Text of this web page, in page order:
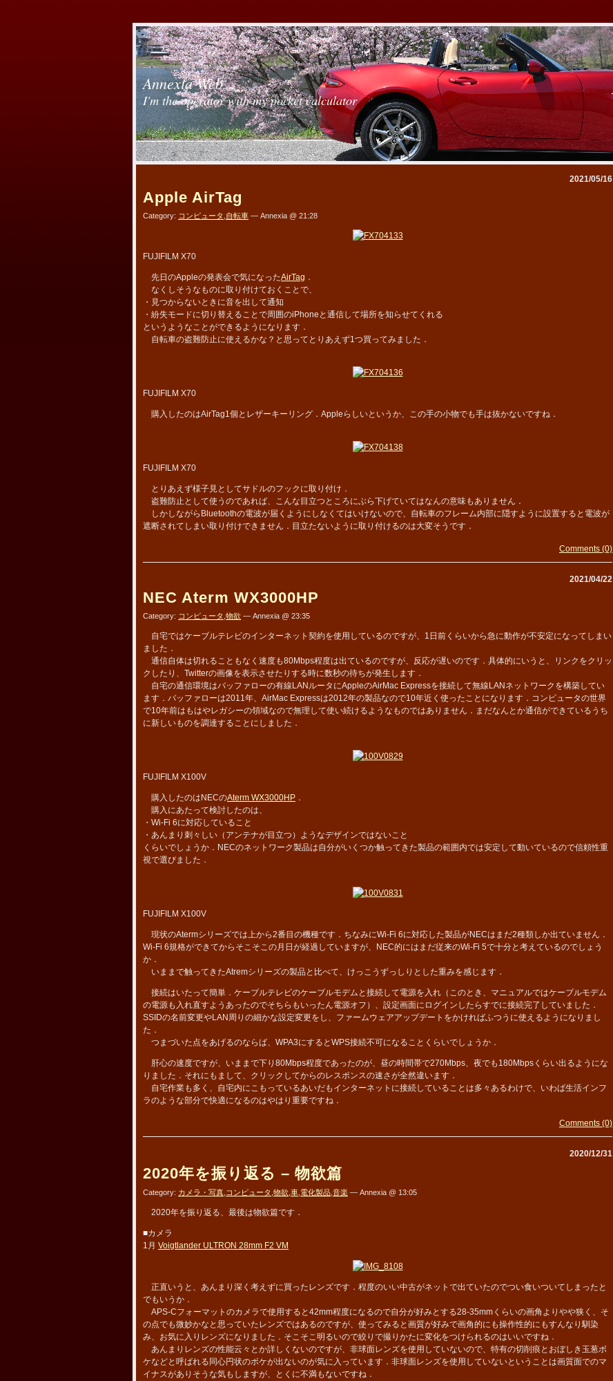
Annexia Web
I'm the operator with my pocket calculator
2021/05/16
Apple AirTag
Category: コンピュータ 自転車 — Annexia @ 21:28
FUJIFILM X70
先日のAppleの発表会で気になったAirTag ．
なくしそうなものに取り付けておくことで、
・見つからないときに音を出して通知
・紛失モードに切り替えることで周囲のiPhoneと通信して場所を知らせてくれる
というようなことができるようになります．
自転車の盗難防止に使えるかな？と思ってとりあえず1つ買ってみました．
FUJIFILM X70
購入したのはAirTag1個とレザーキーリング．Appleらしいというか、この手の小物でも手は抜かないですね．
FUJIFILM X70
とりあえず様子見としてサドルのフックに取り付け．
盗難防止として使うのであれば、こんな目立つところにぶら下げていてはなんの意味もありません．
しかしながらBluetoothの電波が届くようにしなくてはいけないので、自転車のフレーム内部に隠すように設置すると電波が
遮断されてしまい取り付けできません．目立たないように取り付けるのは大変そうです．
Comments (0)
2021/04/22
NEC Aterm WX3000HP
Category: コンピュータ 物欲 — Annexia @ 23:35
自宅ではケーブルテレビのインターネット契約を使用しているのですが、1日前くらいから急に動作が不安定になってしまい
ました．
通信自体は切れることもなく速度も80Mbps程度は出ているのですが、反応が遅いのです．具体的にいうと、リンクをクリッ
クしたり、Twitterの画像を表示させたりする時に数秒の待ちが発生します．
自宅の通信環境はバッファローの有線LANルータにAppleのAirMac Expressを接続して無線LANネットワークを構築してい
ます．バッファローは2011年、AirMac Expressは2012年の製品なので10年近く使ったことになります．コンピュータの世界
で10年前はもはやレガシーの領域なので無理して使い続けるようなものではありません．まだなんとか通信ができているうち
に新しいものを調達することにしました．
FUJIFILM X100V
購入したのはNECのAterm WX3000HP ．
購入にあたって検討したのは、
・Wi-Fi 6に対応していること
・あんまり刺々しい（アンテナが目立つ）ようなデザインではないこと
くらいでしょうか．NECのネットワーク製品は自分がいくつか触ってきた製品の範囲内では安定して動いているので信頼性重
視で選びました．
FUJIFILM X100V
現状のAtermシリーズでは上から2番目の機種です．ちなみにWi-Fi 6に対応した製品がNECはまだ2種類しか出ていません．
Wi-Fi 6規格ができてからそこそこの月日が経過していますが、NEC的にはまだ従来のWi-Fi 5で十分と考えているのでしょう
か．
いままで触ってきたAtremシリーズの製品と比べて、けっこうずっしりとした重みを感じます．
接続はいたって簡単．ケーブルテレビのケーブルモデムと接続して電源を入れ（このとき、マニュアルではケーブルモデム
の電源も入れ直すようあったのでそちらもいったん電源オフ）、設定画面にログインしたらすでに接続完了していました．
SSIDの名前変更やLAN周りの細かな設定変更をし、ファームウェアアップデートをかければふつうに使えるようになりまし
た．
つまづいた点をあげるのならば、WPA3にするとWPS接続不可になることくらいでしょうか．
肝心の速度ですが、いままで下り80Mbps程度であったのが、昼の時間帯で270Mbps、夜でも180Mbpsくらい出るようにな
りました．それにもまして、クリックしてからのレスポンスの速さが全然違います．
自宅作業も多く、自宅内にこもっているあいだもインターネットに接続していることは多々あるわけで、いわば生活インフ
ラのような部分で快適になるのはやはり重要ですね．
Comments (0)
2020/12/31
2020年を振り返る – 物欲篇
Category: カメラ・写真 コンピュータ 物欲 車 電化製品 音楽 — Annexia @ 13:05
2020年を振り返る、最後は物欲篇です．
■カメラ
1月 Voigtlander ULTRON 28mm F2 VM
正直いうと、あんまり深く考えずに買ったレンズです．程度のいい中古がネットで出ていたのでつい食いついてしまったと
でもいうか．
APS-Cフォーマットのカメラで使用すると42mm程度になるので自分が好みとする28-35mmくらいの画角よりやや狭く、そ
の点でも微妙かなと思っていたレンズではあるのですが、使ってみると画質が好みで画角的にも操作性的にもすんなり馴染
み、お気に入りレンズになりました．そこそこ明るいので絞りで撮りかたに変化をつけられるのはいいですね．
あんまりレンズの性能云々とか詳しくないのですが、非球面レンズを使用していないので、特有の切削痕とおぼしき玉葱ボ
ケなどと呼ばれる同心円状のボケが出ないのが気に入っています．非球面レンズを使用していないということは画質面でのマ
イナスがありそうな気もしますが、とくに不満もないですね．